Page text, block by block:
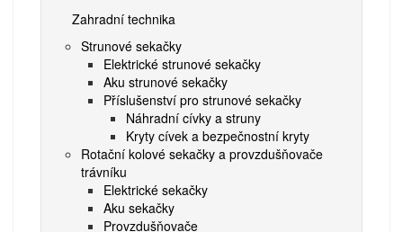
Zahradní technika
Strunové sekačky
Elektrické strunové sekačky
Aku strunové sekačky
Příslušenství pro strunové sekačky
Náhradní cívky a struny
Kryty cívek a bezpečnostní kryty
Rotační kolové sekačky a provzdušňovače
trávníku
Elektrické sekačky
Aku sekačky
Provzdušňovače